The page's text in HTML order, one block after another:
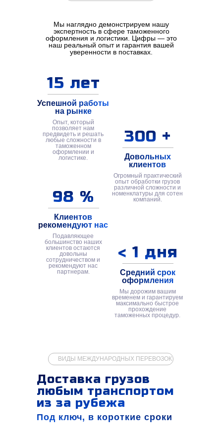
Мы наглядно демонстрируем нашу
экспертность в сфере таможенного
оформления и логистики. Цифры — это
наш реальный опыт и гарантия вашей
уверенности в поставках.
15 лет
Успешной работы
на рынке
Опыт, который
позволяет нам
предвидеть и решать
любые сложности в
таможенном
оформлении и
логистике.
300 +
Довольных
клиентов
Огромный практический
опыт обработки грузов
различной сложности и
номенклатуры для сотен
компаний.
98 %
Клиентов
рекомендуют нас
Подавляющее
большинство наших
клиентов остаются
довольны
сотрудничеством и
рекомендуют нас
партнерам.
< 1 дня
Средний срок
оформления
Мы дорожим вашим
временем и гарантируем
максимально быстрое
прохождение
таможенных процедур.
ВИДЫ МЕЖДУНАРОДНЫХ ПЕРЕВОЗОК
Под ключ, в короткие сроки
Доставка грузов
любым транспортом
из за рубежа